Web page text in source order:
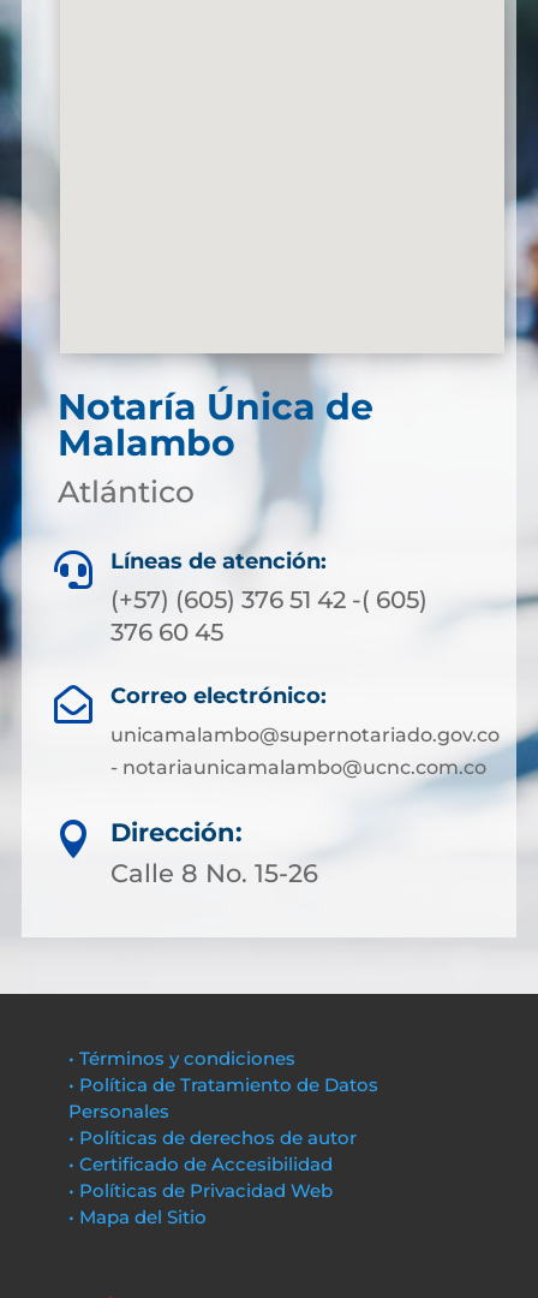
Notaría Única de
Malambo
Atlántico
 Líneas de atención:
(+57) (605) 376 51 42 -( 605)
376 60 45
 Correo electrónico:
unicamalambo@supernotariado.gov.co
- notariaunicamalambo@ucnc.com.co

Dirección:
Calle 8 No. 15-26
• Términos y condiciones
• Política de Tratamiento de Datos
Personales
• Políticas de derechos de autor
• Certificado de Accesibilidad
• Políticas de Privacidad Web
• Mapa del Sitio